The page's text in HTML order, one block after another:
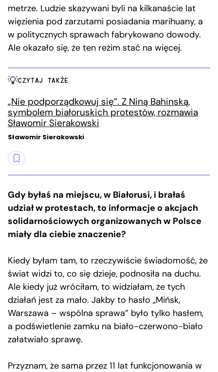
metrze. Ludzie skazywani byli na kilkanaście lat
więzienia pod zarzutami posiadania marihuany, a
w politycznych sprawach fabrykowano dowody.
Ale okazało się, że ten reżim stać na więcej.
CZYTAJ TAKŻE
„Nie podporządkowuj się”. Z Niną Bahinską,
symbolem białoruskich protestów, rozmawia
Sławomir Sierakowski
Sławomir Sierakowski
Gdy byłaś na miejscu, w Białorusi, i brałaś
udział w protestach, to informacje o akcjach
solidarnościowych organizowanych w Polsce
miały dla ciebie znaczenie?
Kiedy byłam tam, to rzeczywiście świadomość, że
świat widzi to, co się dzieje, podnosiła na duchu.
Ale kiedy już wróciłam, to widziałam, że tych
działań jest za mało. Jakby to hasło „Mińsk,
Warszawa – wspólna sprawa” było tylko hasłem,
a podświetlenie zamku na biało-czerwono-biało
załatwiało sprawę.
Przyznam, że sama przez 11 lat funkcjonowania w